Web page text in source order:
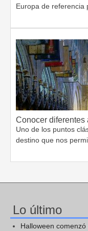
Europa de referencia
Conocer diferentes
Uno de los puntos
destino que nos
Lo último
Halloween